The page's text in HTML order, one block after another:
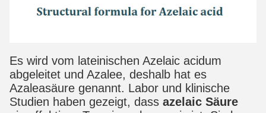
Es wird vom lateinischen Azelaic acidum
abgeleitet und Azalee, deshalb hat es
Azaleasäure genannt. Labor und klinische
Studien haben gezeigt, dass azelaic Säure